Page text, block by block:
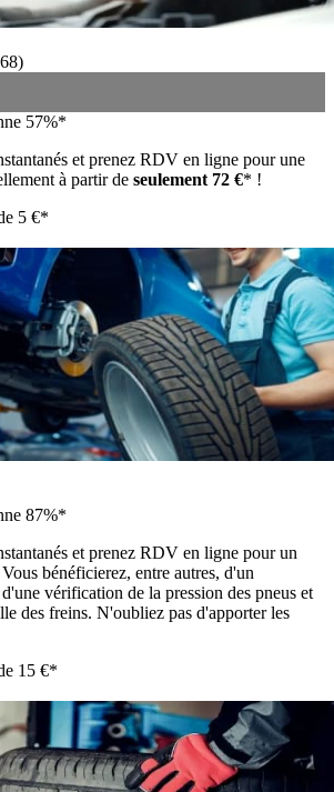
68)
57%*
et prenez RDV en ligne pour une
à partir de seulement 72 €* !
5 €*
87%*
et prenez RDV en ligne pour un
bénéficierez, entre autres, d'un
vérification de la pression des pneus et
des freins. N'oubliez pas d'apporter les
15 €*